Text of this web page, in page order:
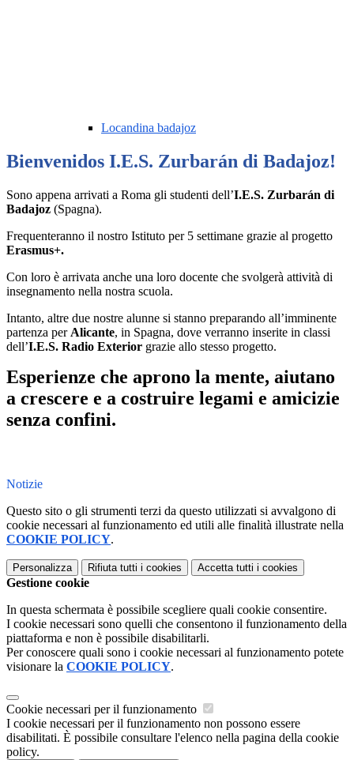
Locandina badajoz
Bienvenidos I.E.S. Zurbarán di Badajoz!
Sono appena arrivati a Roma gli studenti dell’I.E.S. Zurbarán di
Badajoz (Spagna).
Frequenteranno il nostro Istituto per 5 settimane grazie al progetto
Erasmus+.
Con loro è arrivata anche una loro docente che svolgerà attività di
insegnamento nella nostra scuola.
Intanto, altre due nostre alunne si stanno preparando all’imminente
partenza per Alicante, in Spagna, dove verranno inserite in classi
dell’I.E.S. Radio Exterior grazie allo stesso progetto.
Esperienze che aprono la mente, aiutano
a crescere e a costruire legami e amicizie
senza confini.
Notizie
Questo sito o gli strumenti terzi da questo utilizzati si avvalgono di
cookie necessari al funzionamento ed utili alle finalità illustrate nella
COOKIE POLICY.
Personalizza Rifiuta tutti i cookies Accetta tutti i cookies
Gestione cookie
In questa schermata è possibile scegliere quali cookie consentire.
I cookie necessari sono quelli che consentono il funzionamento della
piattaforma e non è possibile disabilitarli.
Per conoscere quali sono i cookie necessari al funzionamento potete
visionare la COOKIE POLICY.
Cookie necessari per il funzionamento
I cookie necessari per il funzionamento non possono essere
disabilitati. È possibile consultare l'elenco nella pagina della cookie
policy.